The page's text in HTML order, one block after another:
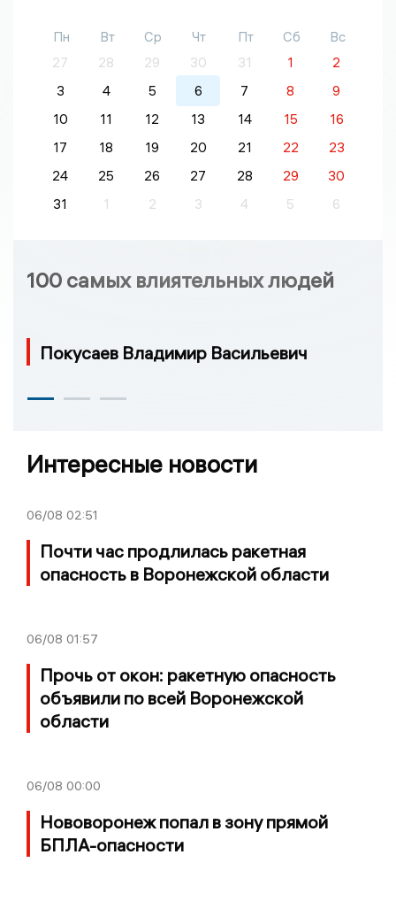
Пн Вт Ср Чт Пт Сб
Вс
27
28 29 30 31 1
2
3
4 5 6 7 8
9
10
11 12 13 14 15
16
17
18 19 20 21 22
23
24
25 26 27 28 29
30
31
1 2 3 4 5 6
100 самых влиятельных людей
Покусаев Владимир Васильевич
Интересные новости
06/08 02:51
Почти час продлилась ракетная
опасность в Воронежской области
06/08 01:57
Прочь от окон: ракетную опасность
объявили по всей Воронежской
области
06/08 00:00
Нововоронеж попал в зону прямой
БПЛА-опасности